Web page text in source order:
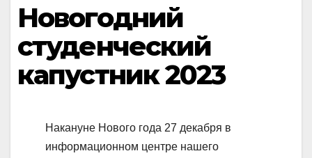
Новогодний
студенческий
капустник 2023
Накануне Нового года 27 декабря в
информационном центре нашего